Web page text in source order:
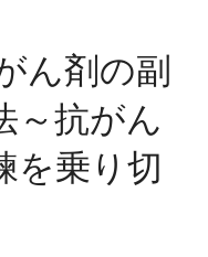
ん剤の副
～抗がん
を乗り切